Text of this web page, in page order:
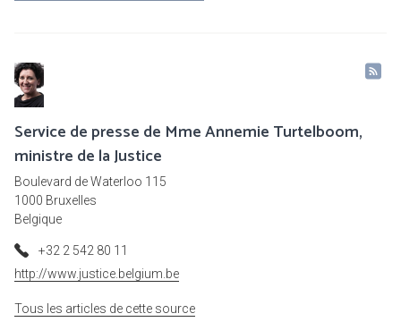
Service de presse de Mme Annemie Turtelboom,
ministre de la Justice
Boulevard de Waterloo 115
1000 Bruxelles
Belgique
+32 2 542 80 11
http://www.justice.belgium.be
Tous les articles de cette source